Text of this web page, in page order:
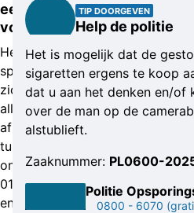
een
voertuig?
Het
speelde
zich
allemaal
af
tussen
ongeveer
01.00
en
TIP DOORGEVEN
Help de politie
Het is mogelijk dat de
sigaretten ergens te koop
dat u aan het denken en/of
over de man op de
alstublieft.
Zaaknummer: PL0600-
Politie
0800 - 6070